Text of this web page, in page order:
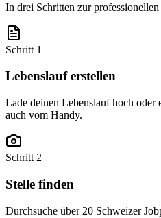
In drei Schritten zur
Schritt 1
Lebenslauf erstellen
Lade deinen Lebenslauf hoch
auch vom Handy.
Schritt 2
Stelle finden
Durchsuche über 20 Schweizer